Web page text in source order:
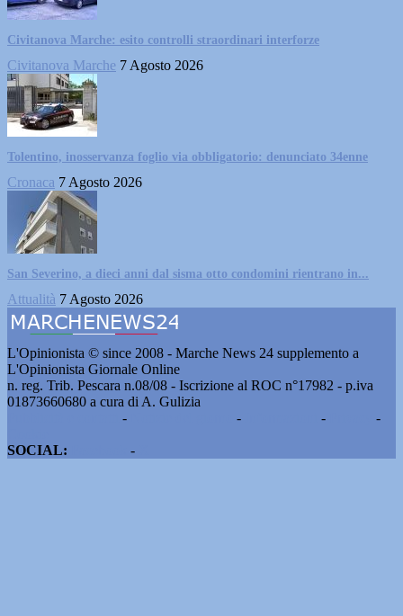
Civitanova Marche: esito controlli straordinari interforze
Civitanova Marche 7 Agosto 2026
Tolentino, inosservanza foglio via obbligatorio: denunciato 34enne
Cronaca 7 Agosto 2026
San Severino, a dieci anni dal sisma otto condomini rientrano in...
Attualità 7 Agosto 2026
L'Opinionista © since 2008 - Marche News 24 supplemento a
L'Opinionista Giornale Online
n. reg. Trib. Pescara n.08/08 - Iscrizione al ROC n°17982 - p.iva
01873660680 a cura di A. Gulizia
- - -
-
SOCIAL:
-